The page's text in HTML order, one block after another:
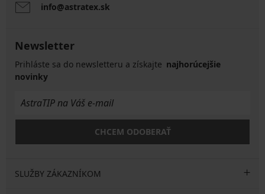
info@astratex.sk
Newsletter
Prihláste sa do newsletteru a získajte najhorúcejšie
novinky
CHCEM ODOBERAŤ
SLUŽBY ZÁKAZNÍKOM